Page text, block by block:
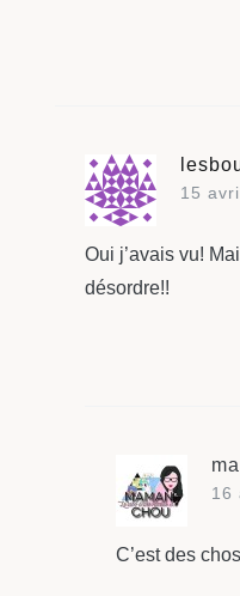
15
Oui j’avais vu!
désordre!!
16
C’est des